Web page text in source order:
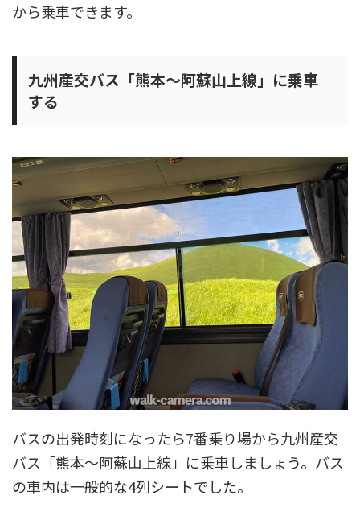
から乗車できます。
九州産交バス「熊本～阿蘇山上線」に乗車
する
バスの出発時刻になったら7番乗り場から九州産交
バス「熊本～阿蘇山上線」に乗車しましょう。バス
の車内は一般的な4列シートでした。